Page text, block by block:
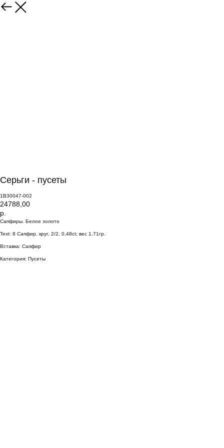
Серьги - пусеты
1В30047-002
24788,00
р.
Сапфиры. Белое золото
Text: 8 Сапфир, круг, 2/2, 0,48ct; вес 1,71гр.
Вставка: Сапфир
Категория: Пусеты